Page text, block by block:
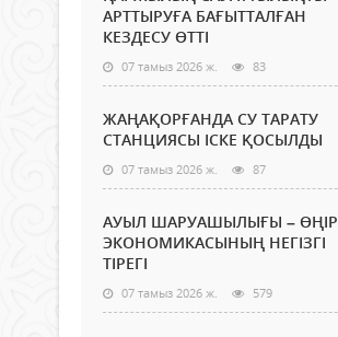
АРТТЫРУҒА БАҒЫТТАЛҒАН
КЕЗДЕСУ ӨТТІ
07 тамыз 2026 ж. 83
ЖАҢАҚОРҒАНДА СУ ТАРАТУ
СТАНЦИЯСЫ ІСКЕ ҚОСЫЛДЫ
07 тамыз 2026 ж. 87
АУЫЛ ШАРУАШЫЛЫҒЫ – ӨҢІР
ЭКОНОМИКАСЫНЫҢ НЕГІЗГІ
ТІРЕГІ
07 тамыз 2026 ж. 579